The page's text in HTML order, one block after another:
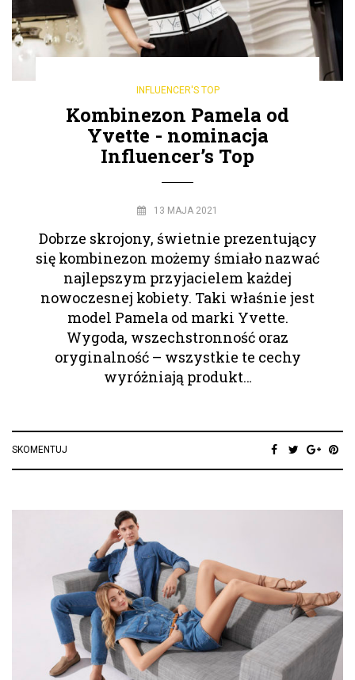
INFLUENCER'S TOP
Kombinezon Pamela od
Yvette - nominacja
Influencer’s Top
13 MAJA 2021
Dobrze skrojony, świetnie prezentujący
się kombinezon możemy śmiało nazwać
najlepszym przyjacielem każdej
nowoczesnej kobiety. Taki właśnie jest
model Pamela od marki Yvette.
Wygoda, wszechstronność oraz
oryginalność – wszystkie te cechy
wyróżniają produkt…
SKOMENTUJ